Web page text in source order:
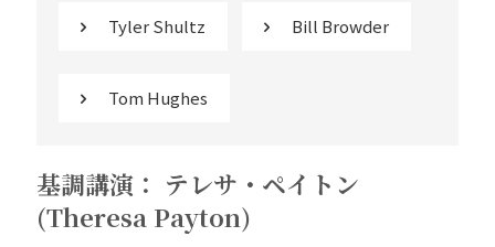
Tyler Shultz Bill Browder
Tom Hughes
基調講演： テレサ・ペイトン
(Theresa Payton)